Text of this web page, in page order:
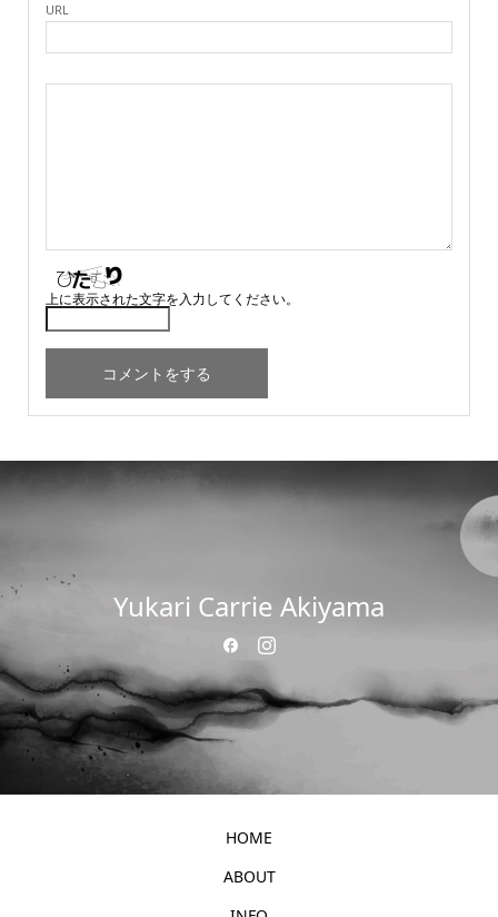
URL
上に表示された文字を入力してください。
Yukari Carrie Akiyama
HOME
ABOUT